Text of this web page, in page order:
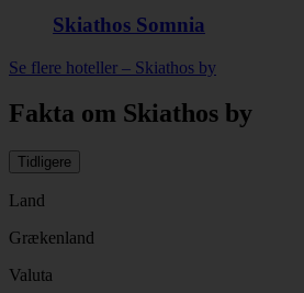
Skiathos Somnia
Se flere hoteller – Skiathos by
Fakta om Skiathos by
Tidligere
Land
Grækenland
Valuta